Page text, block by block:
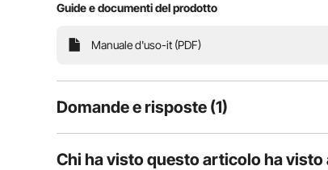
Resistente ai raggi UV
Guide e documenti del prodotto
Manuale d'uso-it (PDF)
Domande e risposte (1)
1 Domande
Chi ha visto questo articolo ha visto